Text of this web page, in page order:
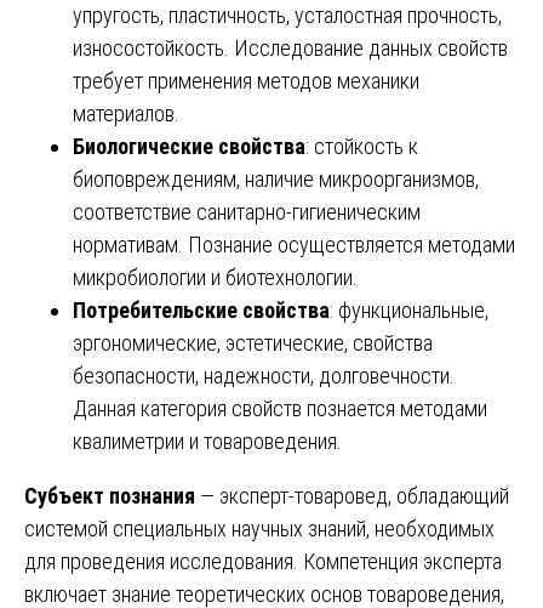
упругость, пластичность, усталостная прочность,
износостойкость. Исследование данных свойств
требует применения методов механики
материалов.
Биологические свойства: стойкость к
биоповреждениям, наличие микроорганизмов,
соответствие санитарно-гигиеническим
нормативам. Познание осуществляется методами
микробиологии и биотехнологии.
Потребительские свойства: функциональные,
эргономические, эстетические, свойства
безопасности, надежности, долговечности.
Данная категория свойств познается методами
квалиметрии и товароведения.
Субъект познания — эксперт-товаровед, обладающий
системой специальных научных знаний, необходимых
для проведения исследования. Компетенция эксперта
включает знание теоретических основ товароведения,